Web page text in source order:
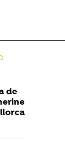
de